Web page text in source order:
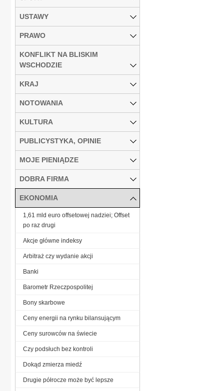
USTAWY
PRAWO
KONFLIKT NA BLISKIM
WSCHODZIE
KRAJ
NOTOWANIA
KULTURA
PUBLICYSTYKA, OPINIE
MOJE PIENIĄDZE
DOBRA FIRMA
EKONOMIA
1,61 mld euro offsetowej nadziei; Offset
po raz drugi
Akcje główne indeksy
Arbitraż czy wydanie akcji
Banki
Barometr Rzeczpospolitej
Bony skarbowe
Ceny energii na rynku bilansującym
Ceny surowców na świecie
Czy podsłuch bez kontroli
Dokąd zmierza miedź
Drugie półrocze może być lepsze